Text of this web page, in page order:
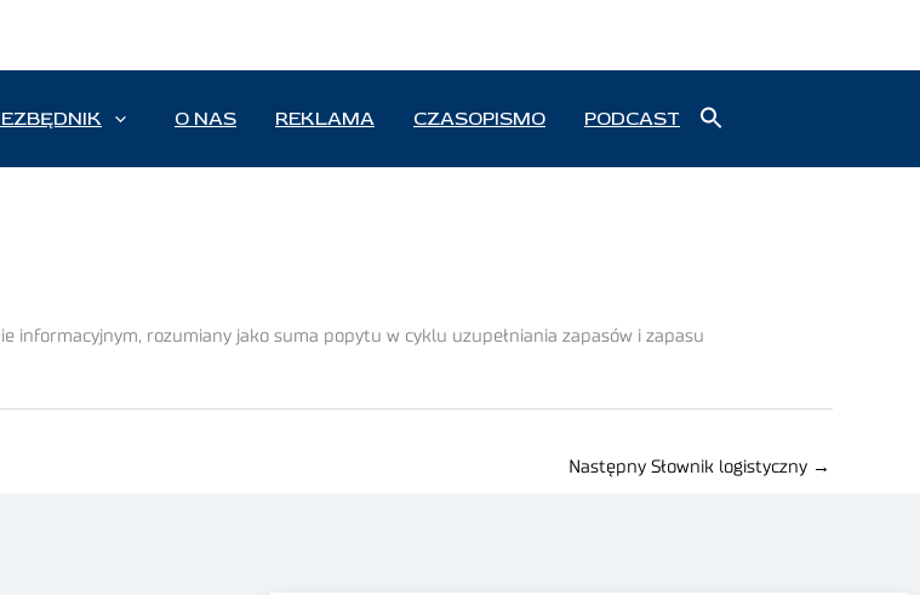
O NAS REKLAMA CZASOPISMO PODCAST
rozumiany jako suma popytu w cyklu uzupełniania zapasów i zapasu
Następny Słownik logistyczny →